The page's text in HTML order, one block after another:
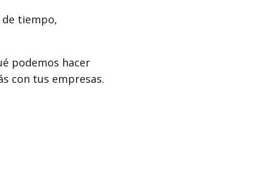
tiempo,
podemos hacer
con tus empresas.